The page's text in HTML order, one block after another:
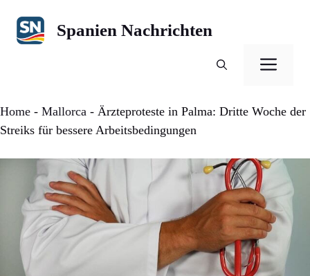
Inhalt
springen
Spanien Nachrichten
Home - Mallorca - Ärzteproteste in Palma: Dritte Woche der
Streiks für bessere Arbeitsbedingungen